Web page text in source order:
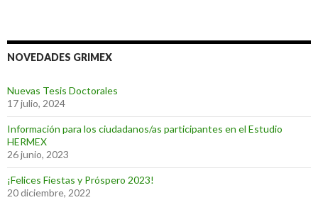
NOVEDADES GRIMEX
Nuevas Tesis Doctorales
17 julio, 2024
Información para los ciudadanos/as participantes en el Estudio
HERMEX
26 junio, 2023
¡Felices Fiestas y Próspero 2023!
20 diciembre, 2022